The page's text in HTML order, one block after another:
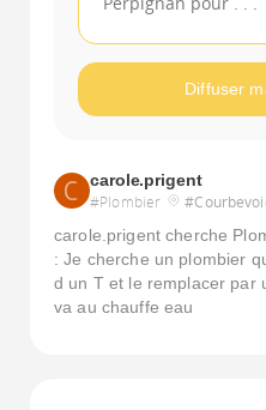
Diffuser
carole.prigent
#Plombier
carole.prigent cherche
: Je cherche un plombier
d un T et le remplacer par
va au chauffe eau